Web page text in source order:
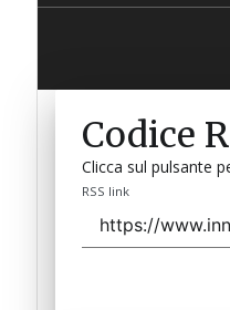
Codice
Clicca sul pulsante
RSS link